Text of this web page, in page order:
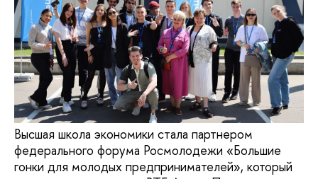
Высшая школа экономики стала партнером
федерального форума Росмолодежи «Большие
гонки для молодых предпринимателей», который